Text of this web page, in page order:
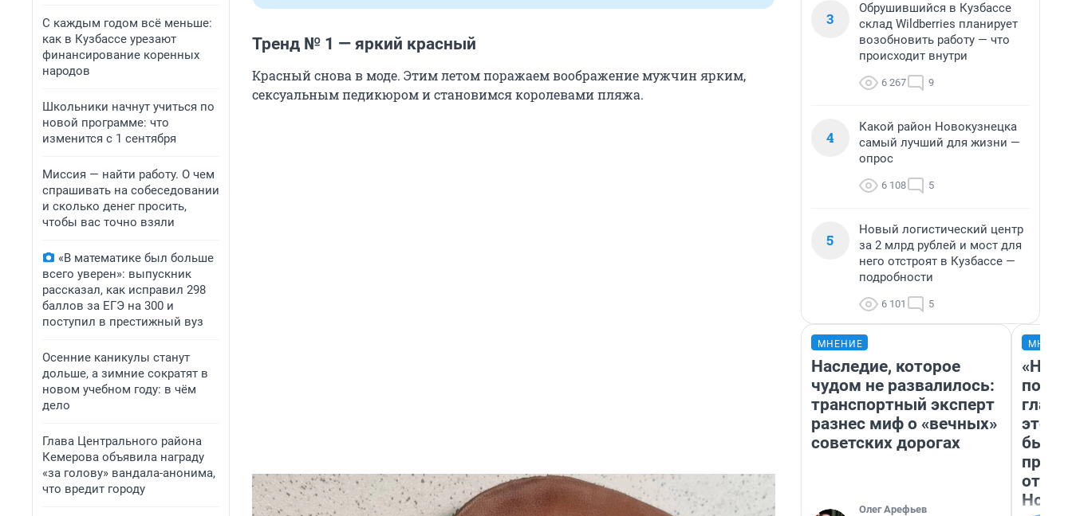
С каждым годом всё меньше:
как в Кузбассе урезают
финансирование коренных
народов
Школьники начнут учиться по
новой программе: что
изменится с 1 сентября
Миссия — найти работу. О чем
спрашивать на собеседовании
и сколько денег просить,
чтобы вас точно взяли
«В математике был больше
всего уверен»: выпускник
рассказал, как исправил 298
баллов за ЕГЭ на 300 и
поступил в престижный вуз
Осенние каникулы станут
дольше, а зимние сократят в
новом учебном году: в чём
дело
Глава Центрального района
Кемерова объявила награду
«за голову» вандала-анонима,
что вредит городу
Тренд № 1 — яркий красный
Красный снова в моде. Этим летом поражаем воображение мужчин ярким,
сексуальным педикюром и становимся королевами пляжа.
3
Обрушившийся в Кузбассе
склад Wildberries планирует
возобновить работу — что
происходит внутри
6 267 9
4
Какой район Новокузнецка
самый лучший для жизни —
опрос
6 108 5
5
Новый логистический центр
за 2 млрд рублей и мост для
него отстроят в Кузбассе —
подробности
6 101 5
МНЕНИЕ
Наследие, которое
чудом не развалилось:
транспортный эксперт
разнес миф о «вечных»
советских дорогах
Олег Арефьев
этого
бьет